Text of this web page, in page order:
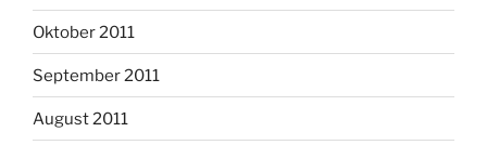
Oktober 2011
September 2011
August 2011